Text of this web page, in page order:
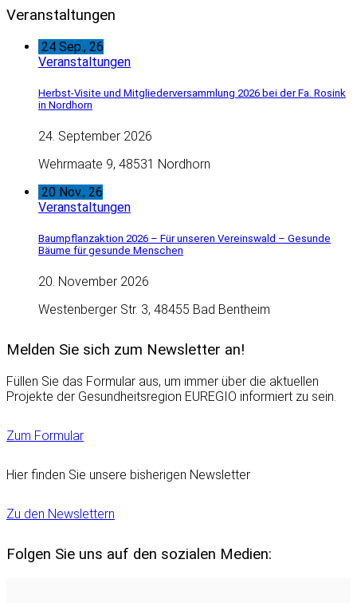
Veranstaltungen
24 Sep., 26
Veranstaltungen
Herbst-Visite und Mitgliederversammlung 2026 bei der Fa. Rosink
in Nordhorn
24. September 2026
Wehrmaate 9, 48531 Nordhorn
20 Nov., 26
Veranstaltungen
Baumpflanzaktion 2026 – Für unseren Vereinswald – Gesunde
Bäume für gesunde Menschen
20. November 2026
Westenberger Str. 3, 48455 Bad Bentheim
Melden Sie sich zum Newsletter an!
Füllen Sie das Formular aus, um immer über die aktuellen
Projekte der Gesundheitsregion EUREGIO informiert zu sein.
Zum Formular
Hier finden Sie unsere bisherigen Newsletter
Zu den Newslettern
Folgen Sie uns auf den sozialen Medien: